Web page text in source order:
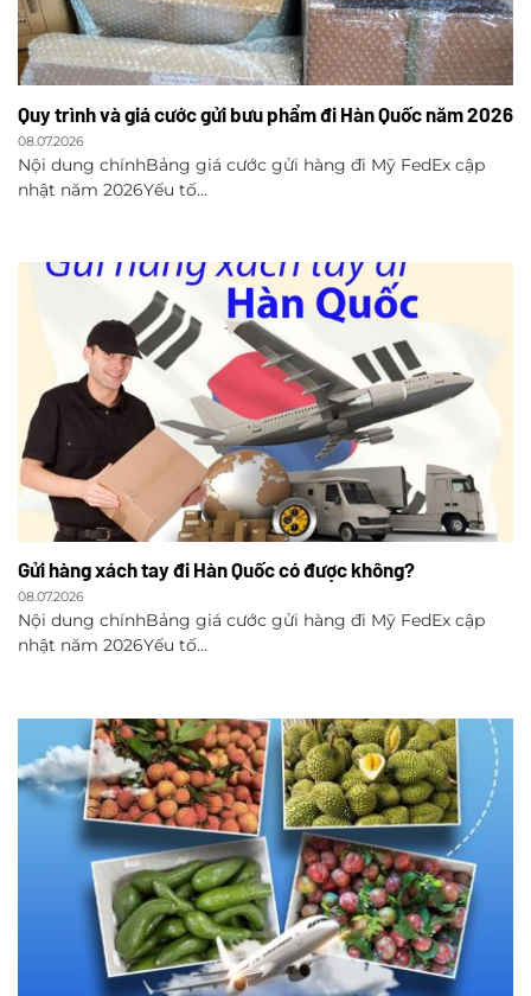
Quy trình và giá cước gửi bưu phẩm đi Hàn Quốc năm 2026
08.07.2026
Nội dung chínhBảng giá cước gửi hàng đi Mỹ FedEx cập
nhật năm 2026Yếu tố...
Gửi hàng xách tay đi Hàn Quốc có được không?
08.07.2026
Nội dung chínhBảng giá cước gửi hàng đi Mỹ FedEx cập
nhật năm 2026Yếu tố...